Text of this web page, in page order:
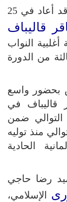
الإسلامي قد أعاد في 25
قاليباف
النواب
من الدورة
بحضور واسع
قاليباف في
التوالي ضمن
منذ توليه
الحادية
رضا حاجي
الإسلامي،